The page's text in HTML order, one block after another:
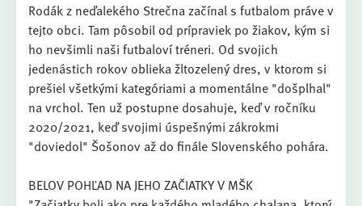
Rodák z neďalekého Strečna začínal s futbalom práve v
tejto obci. Tam pôsobil od prípraviek po žiakov, kým si
ho nevšimli naši futbaloví tréneri. Od svojich
jedenástich rokov oblieka žltozelený dres, v ktorom si
prešiel všetkými kategóriami a momentálne "došplhal"
na vrchol. Ten už postupne dosahuje, keď v ročníku
2020/2021, keď svojimi úspešnými zákrokmi
"doviedol" Šošonov až do finále Slovenského pohára.
BELOV POHĽAD NA JEHO ZAČIATKY V MŠK